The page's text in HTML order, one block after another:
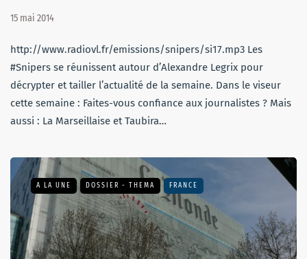
15 mai 2014
http://www.radiovl.fr/emissions/snipers/si17.mp3 Les
#Snipers se réunissent autour d’Alexandre Legrix pour
décrypter et tailler l’actualité de la semaine. Dans le viseur
cette semaine : Faites-vous confiance aux journalistes ? Mais
aussi : La Marseillaise et Taubira…
A LA UNE DOSSIER - THEMA FRANCE